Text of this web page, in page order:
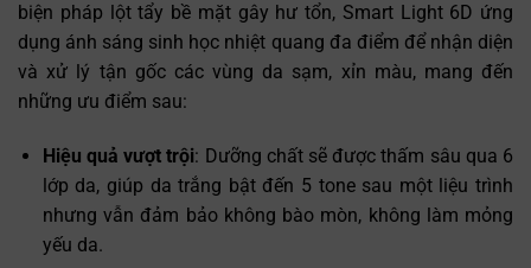
biện pháp lột tẩy bề mặt gây hư tổn, Smart Light 6D ứng
dụng ánh sáng sinh học nhiệt quang đa điểm để nhận diện
và xử lý tận gốc các vùng da sạm, xỉn màu, mang đến
những ưu điểm sau:
Hiệu quả vượt trội: Dưỡng chất sẽ được thấm sâu qua 6
lớp da, giúp da trắng bật đến 5 tone sau một liệu trình
nhưng vẫn đảm bảo không bào mòn, không làm mỏng
yếu da.